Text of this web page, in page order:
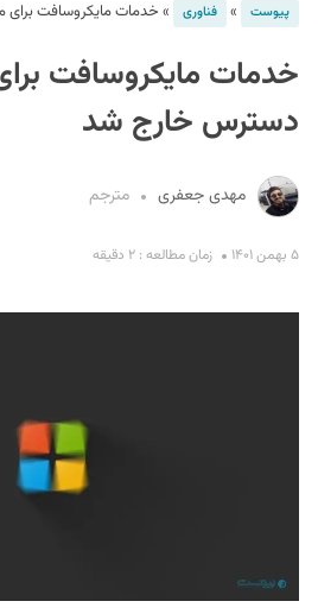
پیوست » فناوری » خدمات مایکروسافت
خدمات مایکروسافت
دسترس خارج شد
مهدی جعفری مترجم
۵ بهمن ۱۴۰۱ زمان مطالعه : ۲ دقیقه